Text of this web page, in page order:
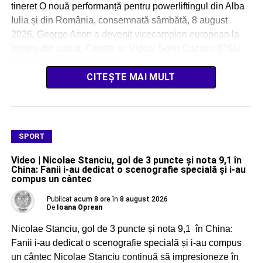
tineret O nouă performanță pentru powerliftingul din Alba
Iulia și din România, consemnată sâmbătă, 8 august
2026. George Arion a devenit vicecampion european la
CITEȘTE MAI MULT
SPORT
Video | Nicolae Stanciu, gol de 3 puncte și nota 9,1 în
China: Fanii i-au dedicat o scenografie specială și i-au
compus un cântec
Publicat acum 8 ore în 8 august 2026
De Ioana Oprean
Nicolae Stanciu, gol de 3 puncte și nota 9,1 în China:
Fanii i-au dedicat o scenografie specială și i-au compus
un cântec Nicolae Stanciu continuă să impresioneze în